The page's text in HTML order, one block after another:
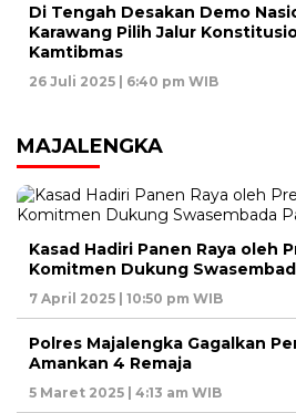
Di Tengah Desakan Demo
Karawang Pilih Jalur
Kamtibmas
26 Juli 2025 | 6:40 pm WIB
MAJALENGKA
Kasad Hadiri Panen Raya oleh
Komitmen Dukung
7 April 2025 | 10:50 pm WIB
Polres Majalengka Gagalkan
Amankan 4 Remaja
5 Maret 2025 | 4:13 am WIB